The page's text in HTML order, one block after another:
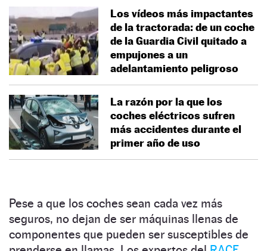
Los vídeos más impactantes
de la tractorada: de un coche
de la Guardia Civil quitado a
empujones a un
adelantamiento peligroso
La razón por la que los
coches eléctricos sufren
más accidentes durante el
primer año de uso
Pese a que los coches sean cada vez más
seguros, no dejan de ser máquinas llenas de
componentes que pueden ser susceptibles de